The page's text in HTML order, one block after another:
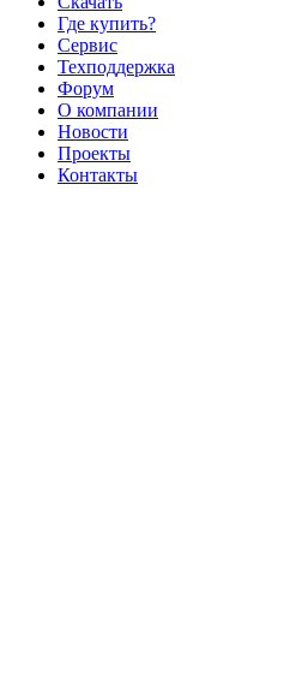
Где купить?
Сервис
Техподдержка
Форум
О компании
Новости
Проекты
Контакты